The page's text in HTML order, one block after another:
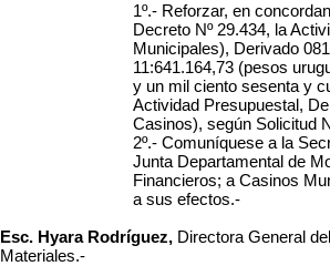
1º.- Reforzar, en
Decreto Nº 29.434, la
Municipales), Derivado
11:641.164,73 (pesos
y un mil ciento sesenta y
Actividad Presupuestal,
Casinos), según Solicitud
2º.- Comuníquese a la
Junta Departamental de
Financieros; a Casinos
a sus efectos.-
Esc. Hyara Rodríguez, Directora General
Materiales.-